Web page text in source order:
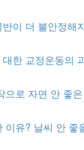
이 더 불안정해
한 교정운동의
으로 자면 안 좋
이유? 날씨 안 좋